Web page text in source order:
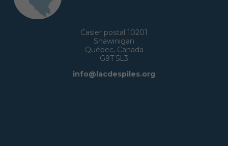
Casier postal 10201
Shawinigan
Québec, Canada
G9T 5L3
info@lacdespiles.org